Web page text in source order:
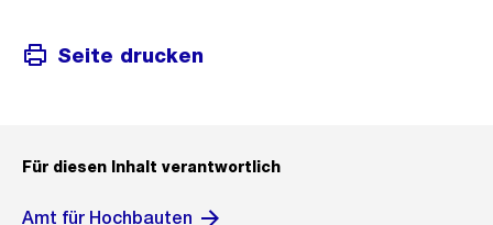
Seite drucken
Für diesen Inhalt verantwortlich
Amt für Hochbauten